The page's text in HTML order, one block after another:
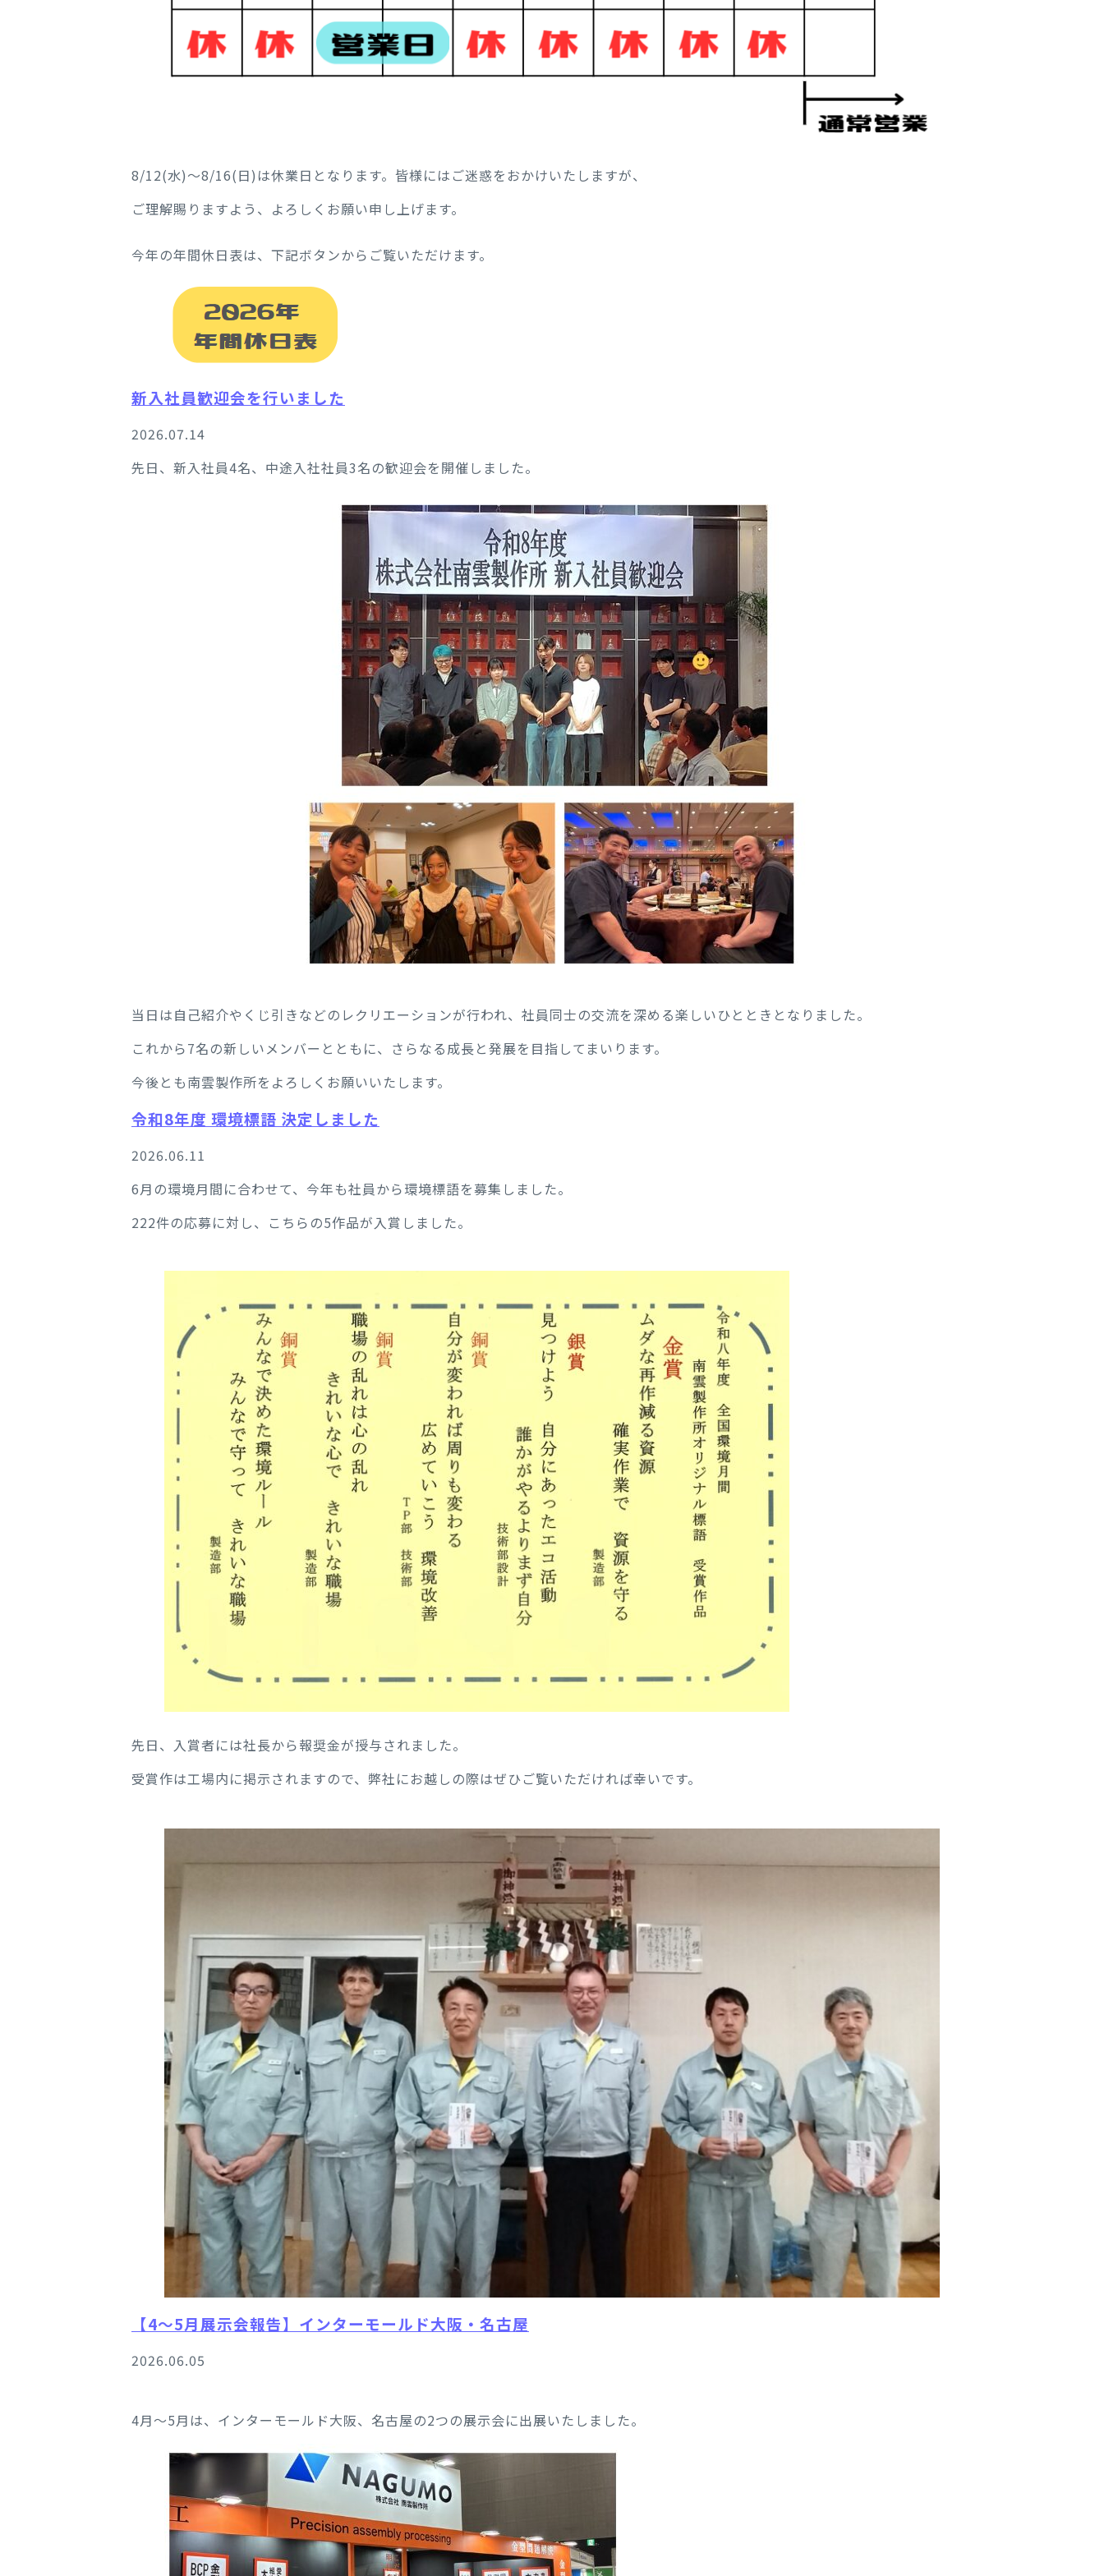
8/12(水)～8/16(日)は休業日となります。皆様にはご迷惑をおかけいたしますが、
ご理解賜りますよう、よろしくお願い申し上げます。
今年の年間休日表は、下記ボタンからご覧いただけます。
新入社員歓迎会を行いました
2026.07.14
先日、新入社員4名、中途入社社員3名の歓迎会を開催しました。
当日は自己紹介やくじ引きなどのレクリエーションが行われ、社員同士の交流を深める楽しいひとときとなりました。
これから7名の新しいメンバーとともに、さらなる成長と発展を目指してまいります。
今後とも南雲製作所をよろしくお願いいたします。
令和8年度 環境標語 決定しました
2026.06.11
6月の環境月間に合わせて、今年も社員から環境標語を募集しました。
222件の応募に対し、こちらの5作品が入賞しました。
先日、入賞者には社長から報奨金が授与されました。
受賞作は工場内に掲示されますので、弊社にお越しの際はぜひご覧いただければ幸いです。
【4～5月展示会報告】インターモールド大阪・名古屋
2026.06.05
4月～5月は、インターモールド大阪、名古屋の2つの展示会に出展いたしました。